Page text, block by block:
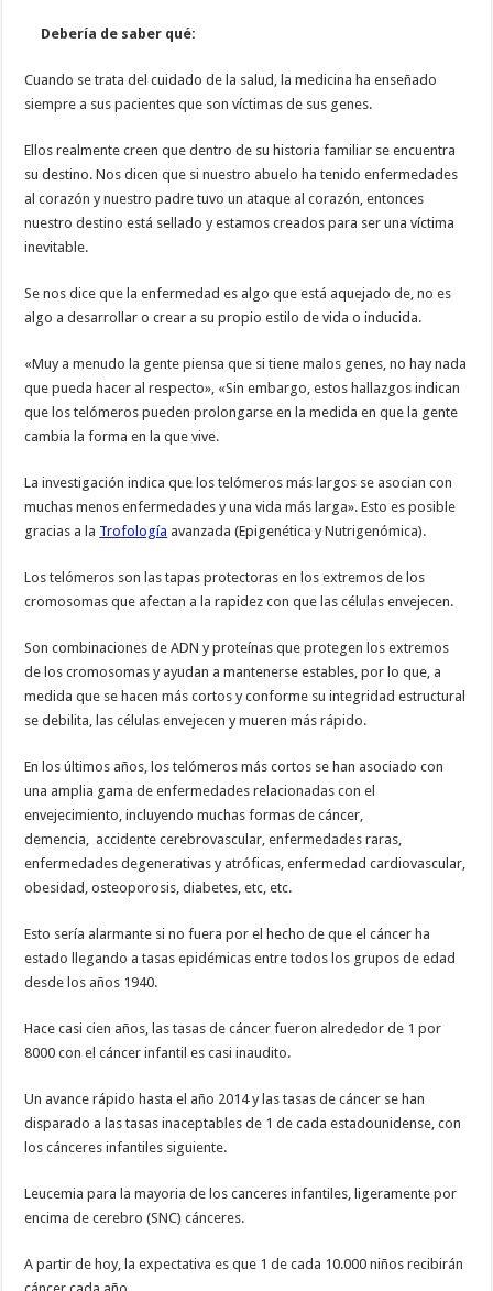
Debería de saber qué:
Cuando se trata del cuidado de la salud, la medicina ha enseñado
siempre a sus pacientes que son víctimas de sus genes.
Ellos realmente creen que dentro de su historia familiar se encuentra
su destino. Nos dicen que si nuestro abuelo ha tenido enfermedades
al corazón y nuestro padre tuvo un ataque al corazón, entonces
nuestro destino está sellado y estamos creados para ser una víctima
inevitable.
Se nos dice que la enfermedad es algo que está aquejado de, no es
algo a desarrollar o crear a su propio estilo de vida o inducida.
«Muy a menudo la gente piensa que si tiene malos genes, no hay nada
que pueda hacer al respecto», «Sin embargo, estos hallazgos indican
que los telómeros pueden prolongarse en la medida en que la gente
cambia la forma en la que vive.
La investigación indica que los telómeros más largos se asocian con
muchas menos enfermedades y una vida más larga». Esto es posible
gracias a la Trofología avanzada (Epigenética y Nutrigenómica).
Los telómeros son las tapas protectoras en los extremos de los
cromosomas que afectan a la rapidez con que las células envejecen.
Son combinaciones de ADN y proteínas que protegen los extremos
de los cromosomas y ayudan a mantenerse estables, por lo que, a
medida que se hacen más cortos y conforme su integridad estructural
se debilita, las células envejecen y mueren más rápido.
En los últimos años, los telómeros más cortos se han asociado con
una amplia gama de enfermedades relacionadas con el
envejecimiento, incluyendo muchas formas de cáncer,
demencia, accidente cerebrovascular, enfermedades raras,
enfermedades degenerativas y atróficas, enfermedad cardiovascular,
obesidad, osteoporosis, diabetes, etc, etc.
Esto sería alarmante si no fuera por el hecho de que el cáncer ha
estado llegando a tasas epidémicas entre todos los grupos de edad
desde los años 1940.
Hace casi cien años, las tasas de cáncer fueron alrededor de 1 por
8000 con el cáncer infantil es casi inaudito.
Un avance rápido hasta el año 2014 y las tasas de cáncer se han
disparado a las tasas inaceptables de 1 de cada estadounidense, con
los cánceres infantiles siguiente.
Leucemia para la mayoria de los canceres infantiles, ligeramente por
encima de cerebro (SNC) cánceres.
A partir de hoy, la expectativa es que 1 de cada 10.000 niños recibirán